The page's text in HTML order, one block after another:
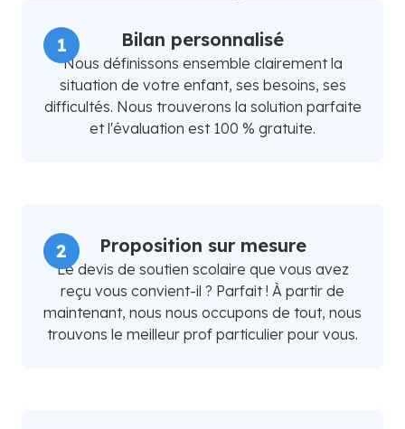
Bilan personnalisé
Nous définissons ensemble clairement la
situation de votre enfant, ses besoins, ses
difficultés. Nous trouverons la solution parfaite
et l'évaluation est 100 % gratuite.
1
Proposition sur mesure
Le devis de soutien scolaire que vous avez
reçu vous convient-il ? Parfait ! À partir de
maintenant, nous nous occupons de tout, nous
trouvons le meilleur prof particulier pour vous.
2